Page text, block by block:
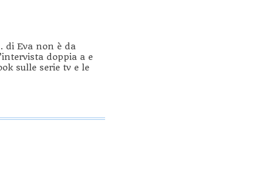
di Eva non è da
doppia a e
sulle serie tv e le